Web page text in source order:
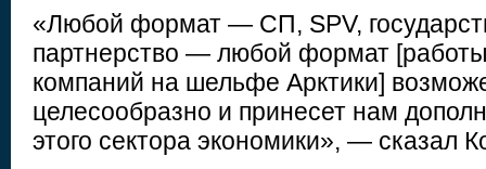
«Любой формат — СП, SPV,
партнерство — любой формат
компаний на шельфе Арктики]
целесообразно и принесет нам
этого сектора экономики», — сказал